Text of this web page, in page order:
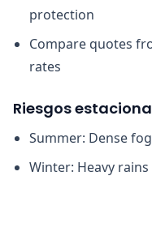
protection
Compare quotes
rates
Riesgos
Summer: Dense
Winter: Heavy